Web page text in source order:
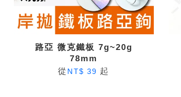
路亞 微克鐵板 7g~20g
78mm
從 NT$ 39 起